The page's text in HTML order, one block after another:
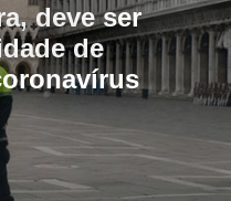
deve ser
de